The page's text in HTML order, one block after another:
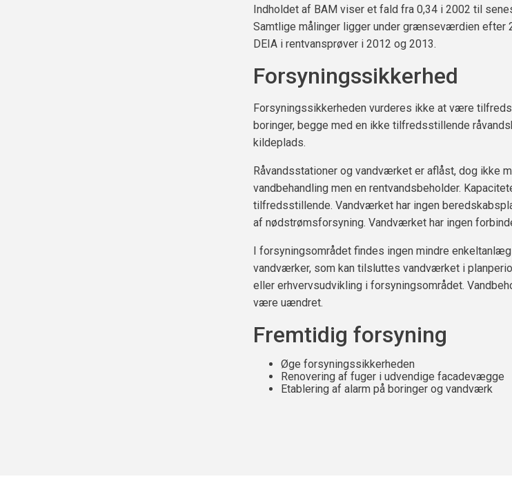
Indholdet af BAM viser et fald fra 0,34 i 2002 til
Samtlige målinger ligger under grænseværdien efter
DEIA i rentvansprøver i 2012 og 2013.
Forsyningssikkerhed
Forsyningssikkerheden vurderes ikke at være
boringer, begge med en ikke tilfredsstillende
kildeplads.
Råvandsstationer og vandværket er aflåst, dog ikke
vandbehandling men en rentvandsbeholder.
tilfredsstillende. Vandværket har ingen
af nødstrømsforsyning. Vandværket har ingen
I forsyningsområdet findes ingen mindre
vandværker, som kan tilsluttes vandværket i
eller erhvervsudvikling i forsyningsområdet.
være uændret.
Fremtidig forsyning
Øge forsyningssikkerheden
Renovering af fuger i udvendige facadevægge
Etablering af alarm på boringer og vandværk